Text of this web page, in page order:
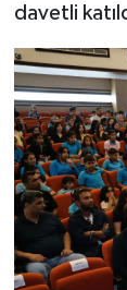
davetli